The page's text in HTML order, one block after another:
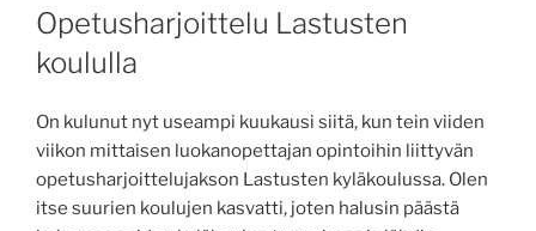
Opetusharjoittelu Lastusten
koululla
On kulunut nyt useampi kuukausi siitä, kun tein viiden
viikon mittaisen luokanopettajan opintoihin liittyvän
opetusharjoittelujakson Lastusten kyläkoulussa. Olen
itse suurien koulujen kasvatti, joten halusin päästä